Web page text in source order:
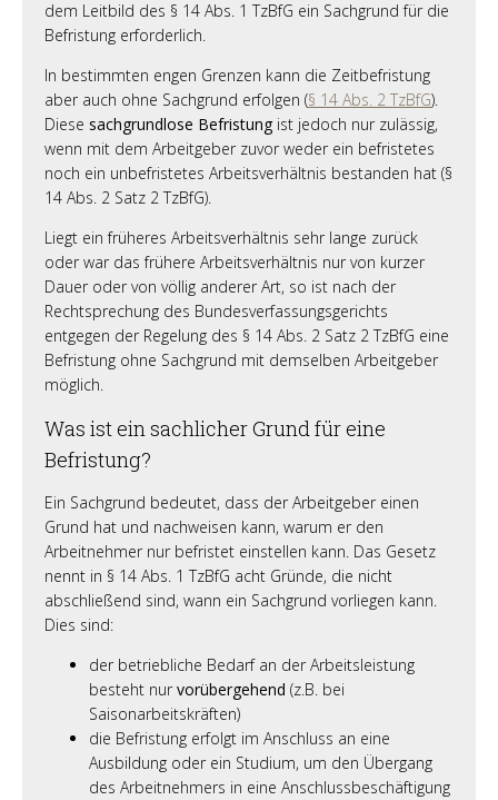
dem Leitbild des § 14 Abs. 1 TzBfG ein Sachgrund für die
Befristung erforderlich.
In bestimmten engen Grenzen kann die Zeitbefristung
aber auch ohne Sachgrund erfolgen (§ 14 Abs. 2 TzBfG).
Diese sachgrundlose Befristung ist jedoch nur zulässig,
wenn mit dem Arbeitgeber zuvor weder ein befristetes
noch ein unbefristetes Arbeitsverhältnis bestanden hat (§
14 Abs. 2 Satz 2 TzBfG).
Liegt ein früheres Arbeitsverhältnis sehr lange zurück
oder war das frühere Arbeitsverhältnis nur von kurzer
Dauer oder von völlig anderer Art, so ist nach der
Rechtsprechung des Bundesverfassungsgerichts
entgegen der Regelung des § 14 Abs. 2 Satz 2 TzBfG eine
Befristung ohne Sachgrund mit demselben Arbeitgeber
möglich.
Was ist ein sachlicher Grund für eine
Befristung?
Ein Sachgrund bedeutet, dass der Arbeitgeber einen
Grund hat und nachweisen kann, warum er den
Arbeitnehmer nur befristet einstellen kann. Das Gesetz
nennt in § 14 Abs. 1 TzBfG acht Gründe, die nicht
abschließend sind, wann ein Sachgrund vorliegen kann.
Dies sind:
der betriebliche Bedarf an der Arbeitsleistung
besteht nurvorübergehend (z.B. bei
Saisonarbeitskräften)
die Befristung erfolgt im Anschluss an eine
Ausbildung oder ein Studium, um den Übergang
des Arbeitnehmers in eine Anschlussbeschäftigung